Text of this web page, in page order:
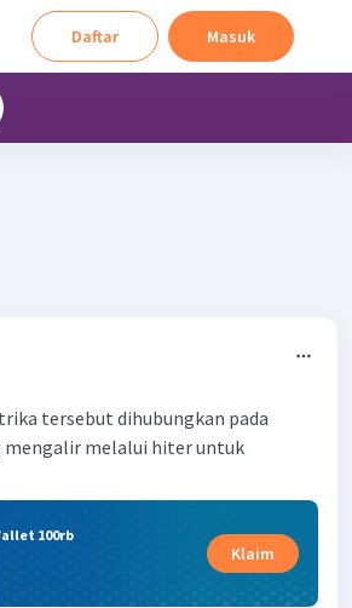
Daftar Masuk
tersebut dihubungkan pada
mengalir melalui hiter untuk
100rb
Klaim